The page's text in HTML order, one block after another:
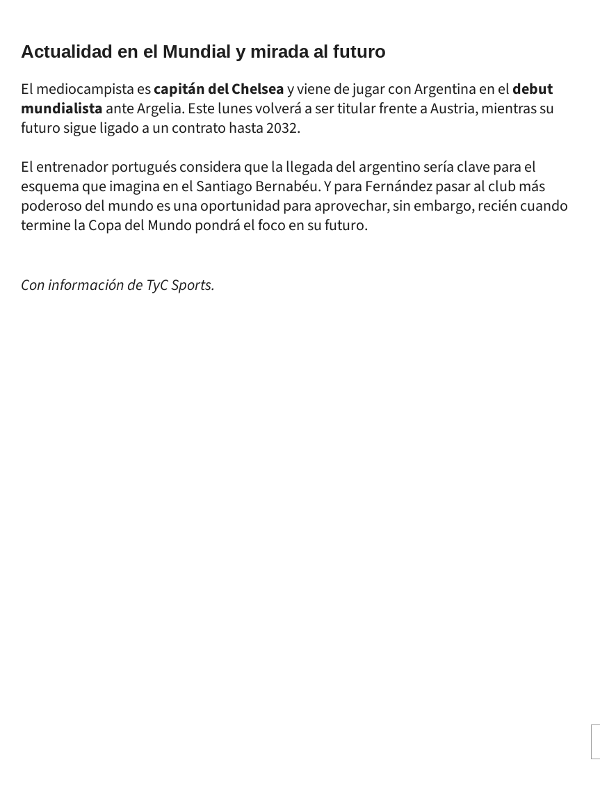
Actualidad en el Mundial y mirada al futuro
El mediocampista escapitán del Chelseay viene de jugar con Argentina en eldebut
mundialistaante Argelia. Este lunes volverá a ser titular frente a Austria, mientras su
futuro sigue ligado a un contrato hasta 2032.
El entrenador portugués considera que la llegada del argentino sería clave para el
esquema que imagina en el Santiago Bernabéu. Y para Fernández pasar al club más
poderoso del mundo es una oportunidad para aprovechar, sin embargo, recién cuando
termine la Copa del Mundo pondrá el foco en su futuro.
Con información de TyC Sports.